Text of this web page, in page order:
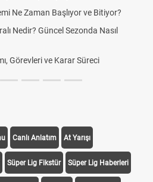
Ne Zaman Başlıyor ve Bitiyor?
Nedir? Güncel Sezonda Nasıl
Görevleri ve Karar Süreci
Canlı Anlatım At Yarışı
Süper Lig Fikstür Süper Lig Haberleri